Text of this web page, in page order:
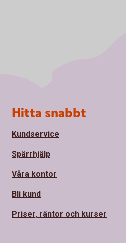
Sidfot
Hitta snabbt
Kundservice
Spärrhjälp
Våra kontor
Bli kund
Priser, räntor och kurser